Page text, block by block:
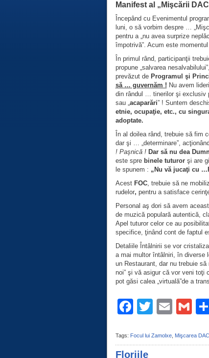
Manifest al „Mişcării
Începând cu Evenimentul
luni, o să vorbim despre …
pentru a „nu avea surprize
împotrivă”. Acum este
În primul rând, participanţii
propune „salvarea
prevăzut de Programul şi
să … guvernăm ! Nu avem
din rândul … tinerilor şi exclusiv
sau „acaparări” ! Suntem
etnie, ocupaţie, etc., cu
adoptate.
În al doilea rând, trebuie să fim
dar şi … „determinare”,
! Paşnică ! Dar să nu dea
este spre binele tuturor şi are
le spunem : „Nu vă jucaţi cu
Acest FOC, trebuie să ne
rudelor, pentru a satisface
Personal aş dori să avem
de muzică populară autentică,
Apel tuturor celor ce au
specifice, ţinând cont de faptul
Detaliile Întâlnirii se vor
a mai multor întâlniri, în diverse
un Restaurant, dar nu trebuie
noi” şi vă asigur că vor veni toţi
pot găsi calea „virtuală”de a
Facebook
TwitterEmail
Tags: Focul lui Zamolxe, Mişcarea
Floriile